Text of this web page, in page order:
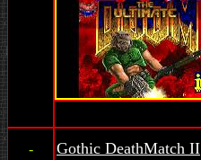
- Gothic DeathMatch II